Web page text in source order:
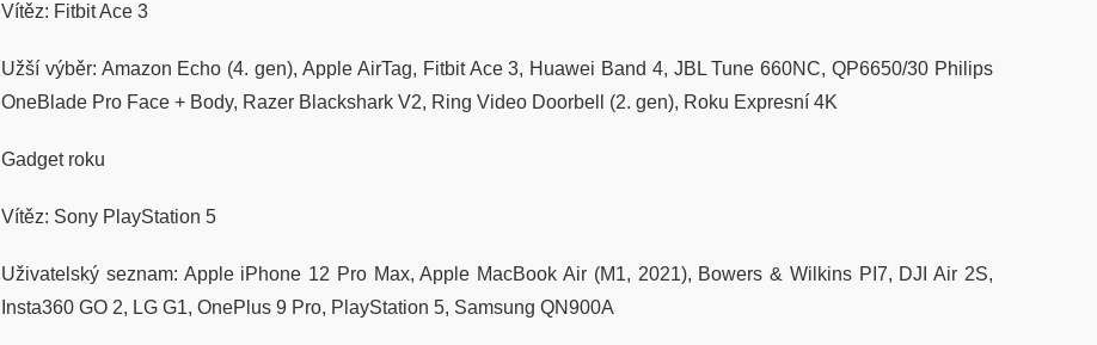
Vítěz: Fitbit Ace 3
Užší výběr: Amazon Echo (4. gen), Apple AirTag, Fitbit Ace 3, Huawei Band 4, JBL Tune 660NC, QP6650/30 Philips
OneBlade Pro Face + Body, Razer Blackshark V2, Ring Video Doorbell (2. gen), Roku Expresní 4K
Gadget roku
Vítěz: Sony PlayStation 5
Uživatelský seznam: Apple iPhone 12 Pro Max, Apple MacBook Air (M1, 2021), Bowers & Wilkins PI7, DJI Air 2S,
Insta360 GO 2, LG G1, OnePlus 9 Pro, PlayStation 5, Samsung QN900A